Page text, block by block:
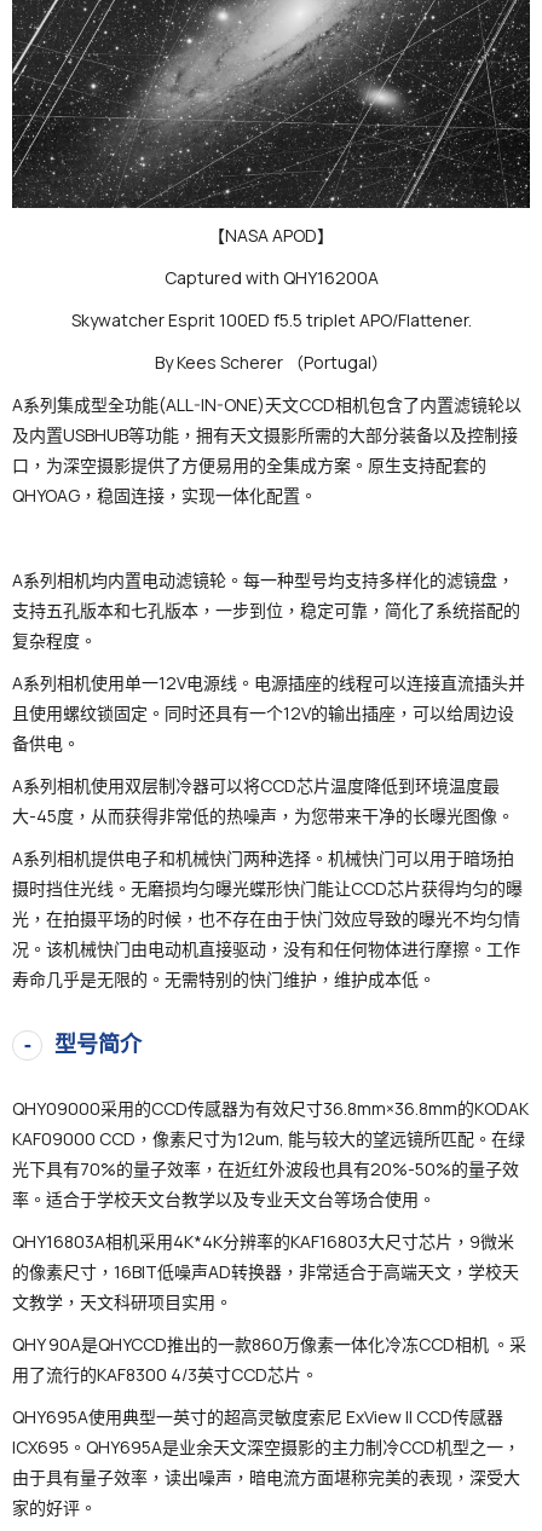
【NASA APOD】
Captured with QHY16200A
Skywatcher Esprit 100ED f5.5 triplet APO/Flattener.
By Kees Scherer （Portugal）
A系列集成型全功能(ALL-IN-ONE)天文CCD相机包含了内置滤镜轮以
及内置USBHUB等功能，拥有天文摄影所需的大部分装备以及控制接
口，为深空摄影提供了方便易用的全集成方案。原生支持配套的
QHYOAG，稳固连接，实现一体化配置。
A系列相机均内置电动滤镜轮。每一种型号均支持多样化的滤镜盘，
支持五孔版本和七孔版本，一步到位，稳定可靠，简化了系统搭配的
复杂程度。
A系列相机使用单一12V电源线。电源插座的线程可以连接直流插头并
且使用螺纹锁固定。同时还具有一个12V的输出插座，可以给周边设
备供电。
A系列相机使用双层制冷器可以将CCD芯片温度降低到环境温度最
大-45度，从而获得非常低的热噪声，为您带来干净的长曝光图像。
A系列相机提供电子和机械快门两种选择。机械快门可以用于暗场拍
摄时挡住光线。无磨损均匀曝光蝶形快门能让CCD芯片获得均匀的曝
光，在拍摄平场的时候，也不存在由于快门效应导致的曝光不均匀情
况。该机械快门由电动机直接驱动，没有和任何物体进行摩擦。工作
寿命几乎是无限的。无需特别的快门维护，维护成本低。
型号简介
QHY09000采用的CCD传感器为有效尺寸36.8mm×36.8mm的KODAK
KAF09000 CCD，像素尺寸为12um, 能与较大的望远镜所匹配。在绿
光下具有70%的量子效率，在近红外波段也具有20%-50%的量子效
率。适合于学校天文台教学以及专业天文台等场合使用。
QHY16803A相机采用4K*4K分辨率的KAF16803大尺寸芯片，9微米
的像素尺寸，16BIT低噪声AD转换器，非常适合于高端天文，学校天
文教学，天文科研项目实用。
QHY 90A是QHYCCD推出的一款860万像素一体化冷冻CCD相机 。采
用了流行的KAF8300 4/3英寸CCD芯片。
QHY695A使用典型一英寸的超高灵敏度索尼 ExView II CCD传感器
ICX695。QHY695A是业余天文深空摄影的主力制冷CCD机型之一，
由于具有量子效率，读出噪声，暗电流方面堪称完美的表现，深受大
家的好评。